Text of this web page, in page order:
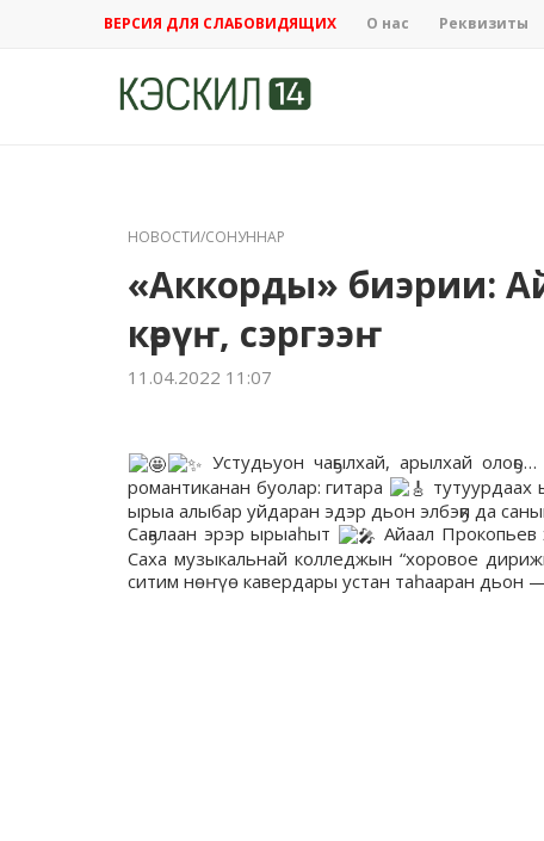
ВЕРСИЯ ДЛЯ СЛАБОВИДЯЩИХ О нас Реквизиты
НОВОСТИ/СОНУННАР
«Аккорды» биэрии:
көрүҥ, сэргээҥ
11.04.2022 11:07
Устудьуон чаҕылхай, арылхай
романтиканан буолар: гитара
тутуурдаах
ырыа алыбар уйдаран эдэр дьон элбэҕи да
Саҕалаан эрэр ырыаһыт
Айаал
Саха музыкальнай колледжын “хоровое
ситим нөҥүө кавердары устан таһааран дьон